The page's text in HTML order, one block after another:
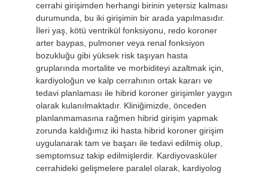
cerrahi girişimden herhangi birinin yetersiz kalması
durumunda, bu iki girişimin bir arada yapılmasıdır.
İleri yaş, kötü ventrikül fonksiyonu, redo koroner
arter baypas, pulmoner veya renal fonksiyon
bozukluğu gibi yüksek risk taşıyan hasta
gruplarında mortalite ve morbiditeyi azaltmak için,
kardiyoloğun ve kalp cerrahının ortak kararı ve
tedavi planlaması ile hibrid koroner girişimler yaygın
olarak kulanılmaktadır. Kliniğimizde, önceden
planlanmamasına rağmen hibrid girişim yapmak
zorunda kaldığımız iki hasta hibrid koroner girişim
uygulanarak tam ve başarı ile tedavi edilmiş olup,
semptomsuz takip edilmişlerdir. Kardiyovasküler
cerrahideki gelişmelere paralel olarak, kardiyolog